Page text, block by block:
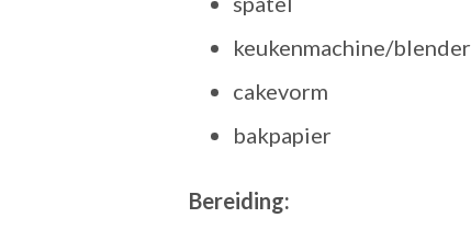
keukenmachine/blender
cakevorm
bakpapier
Bereiding: